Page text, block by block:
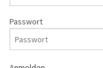
Passwort